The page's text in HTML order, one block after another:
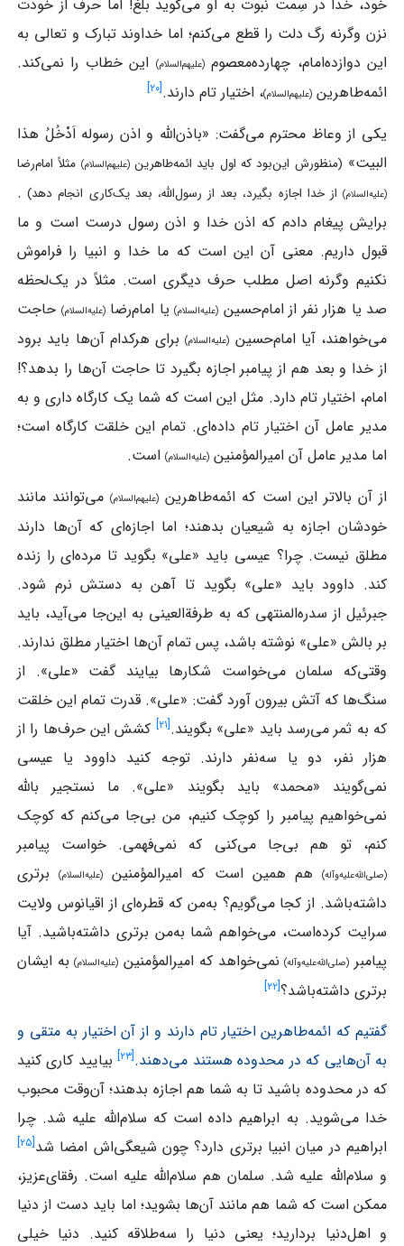
خود، خدا در سِمت نبوت به او می‌گوید بلّغ! اما حرف از خودت
نزن وگرنه رگ دلت را قطع می‌کنم؛ اما خداوند تبارک و تعالی به
این دوازده‌امام، چهارده‌معصوم(علیهم‌السلام) این خطاب را نمی‌کند.
ائمه‌طاهرین (علیهم‌السلام)، اختیار تام دارند.[۲۰]
یکی از وعاظ محترم می‌گفت: «باذن‌الله و اذن رسوله اَدْخُلُ هذا
البیت» (منظورش این‌بود که اول باید ائمه‌طاهرین(علیهم‌السلام) مثلاً امام‌رضا
(علیه‌السلام) از خدا اجازه بگیرد، بعد از رسول‌الله، بعد یک‌کاری انجام دهد) .
برایش پیغام دادم که اذن خدا و اذن رسول درست است و ما
قبول داریم. معنی آن این است که ما خدا و انبیا را فراموش
نکنیم وگرنه اصل مطلب حرف دیگری است. مثلاً در یک‌لحظه
صد یا هزار نفر از امام‌حسین (علیه‌السلام) یا امام‌رضا(علیه‌السلام) حاجت
می‌خواهند، آیا امام‌حسین (علیه‌السلام)برای هرکدام آن‌ها باید برود
از خدا و بعد هم از پیامبر اجازه بگیرد تا حاجت آن‌ها را بدهد؟!
امام، اختیار تام دارد. مثل این است که شما یک کارگاه داری و به
مدیر عامل آن اختیار تام داده‌ای. تمام این خلقت کارگاه است؛
اما مدیر عامل آن امیرالمؤمنین (علیه‌السلام) است.
از آن بالاتر این است که ائمه‌طاهرین (علیهم‌السلام)می‌توانند مانند
خودشان اجازه به شیعیان بدهند؛ اما اجازه‌ای که آن‌ها دارند
مطلق نیست. چرا؟ عیسی باید «علی» بگوید تا مرده‌ای را زنده
کند. داوود باید «علی» بگوید تا آهن به دستش نرم شود.
جبرئیل از سدره‌المنتهی که به طرفةالعینی به این‌جا می‌آید، باید
بر بالش «علی» نوشته باشد، پس تمام آن‌ها اختیار مطلق ندارند.
وقتی‌که سلمان می‌خواست شکارها بیایند گفت «علی». از
سنگ‌ها که آتش بیرون آورد گفت: «علی». قدرت تمام این خلقت
که به ثمر می‌رسد باید «علی» بگویند.[۲۱] کشش این حرف‌ها را از
هزار نفر، دو یا سه‌نفر دارند. توجه کنید داوود یا عیسی
نمی‌گویند «محمد» باید بگویند «علی». ما نستجیر بالله
نمی‌خواهیم پیامبر را کوچک کنیم، من بی‌جا می‌کنم که کوچک
کنم، تو هم بی‌جا می‌کنی که نمی‌فهمی. خواست پیامبر
(صلی‌الله‌علیه‌وآله)هم همین است که امیرالمؤمنین (علیه‌السلام)برتری
داشته‌باشد. از کجا می‌گویم؟ به‌من که قطره‌ای از اقیانوس ولایت
سرایت کرده‌است، می‌خواهم شما به‌من برتری داشته‌باشید. آیا
پیامبر (صلی‌الله‌علیه‌وآله)نمی‌خواهد که امیرالمؤمنین (علیه‌السلام)به ایشان
برتری داشته‌باشد؟[۲۲]
گفتیم که ائمه‌طاهرین اختیار تام دارند و از آن اختیار به متقی و
به آن‌هایی که در محدوده هستند می‌دهند.[۲۳]بیایید کاری کنید
که در محدوده باشید تا به شما هم اجازه بدهند؛ آن‌وقت محبوب
خدا می‌شوید. به ابراهیم داده است که سلام‌الله علیه شد. چرا
ابراهیم در میان انبیا برتری دارد؟ چون شیعگی‌اش امضا شد[۲۵]
و سلام‌الله علیه شد. سلمان هم سلام‌الله علیه است. رفقای‌عزیز،
ممکن است که شما هم مانند آن‌ها بشوید؛ اما باید دست از دنیا
و اهل‌دنیا بردارید؛ یعنی دنیا را سه‌طلاقه کنید. دنیا خیلی